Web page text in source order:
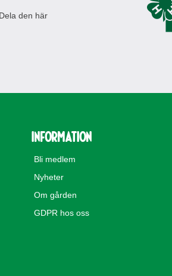
den här
Information
Bli medlem
Nyheter
Om gården
GDPR hos oss